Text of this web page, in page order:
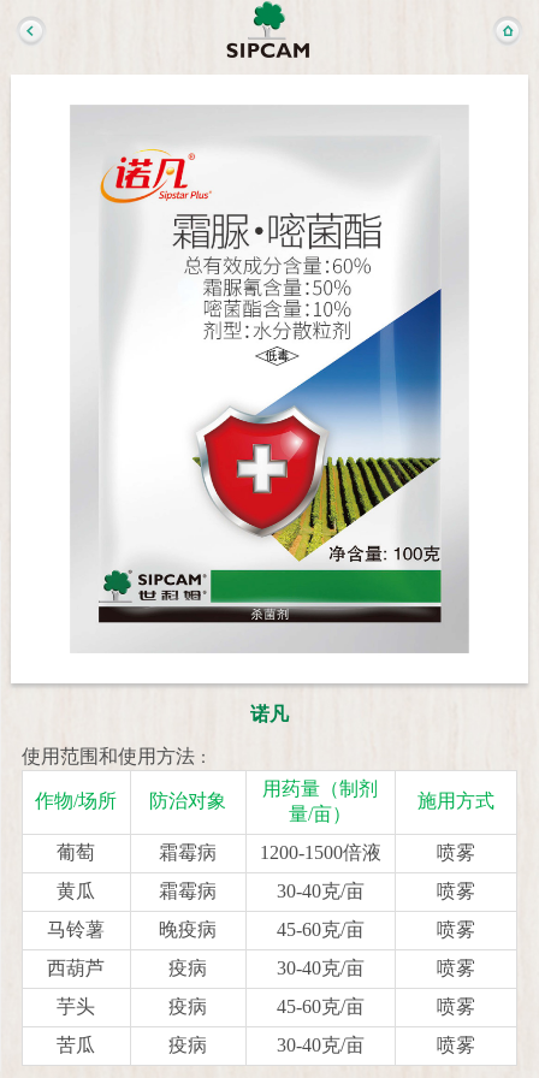
诺凡
使用范围和使用方法：
作物/场所 防治对象
用药量（制剂
量/亩）
施用方式
葡萄 霜霉病 1200-1500倍液
喷雾
黄瓜
霜霉病 30-40克/亩
喷雾
马铃薯
晚疫病 45-60克/亩
喷雾
西葫芦
疫病 30-40克/亩
喷雾
芋头
疫病 45-60克/亩
喷雾
苦瓜
疫病 30-40克/亩 喷雾